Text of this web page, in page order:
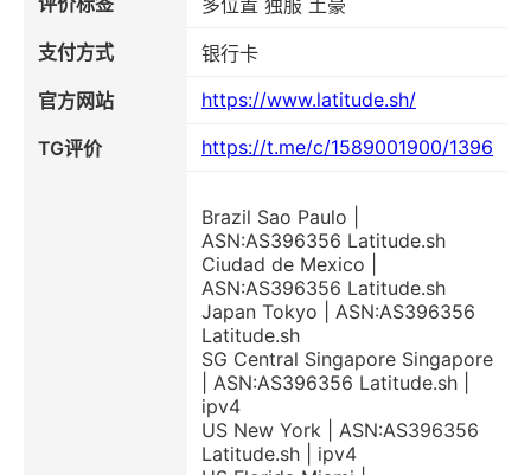
多位置 独服 土豪
支付方式
银行卡
官方网站
https://www.latitude.sh/
TG评价 https://t.me/c/1589001900/1396
Brazil Sao Paulo |
ASN:AS396356 Latitude.sh
Ciudad de Mexico |
ASN:AS396356 Latitude.sh
Japan Tokyo | ASN:AS396356
Latitude.sh
SG Central Singapore Singapore
| ASN:AS396356 Latitude.sh |
ipv4
US New York | ASN:AS396356
Latitude.sh | ipv4